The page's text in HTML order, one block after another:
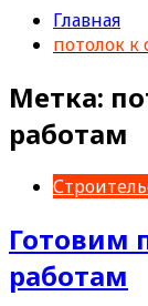
Главная
потолок
Метка:
работам
Готовим
работам